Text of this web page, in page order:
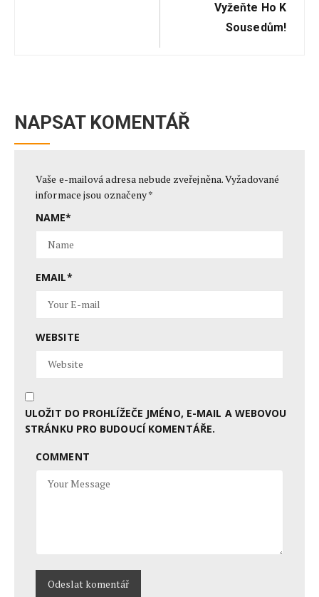
Vyžeňte Ho K
Sousedům!
NAPSAT KOMENTÁŘ
Vaše e-mailová adresa nebude zveřejněna.Vyžadované
informace jsou označeny*
NAME*
EMAIL*
WEBSITE
ULOŽIT DO PROHLÍŽEČE JMÉNO, E-MAIL A WEBOVOU
STRÁNKU PRO BUDOUCÍ KOMENTÁŘE.
COMMENT